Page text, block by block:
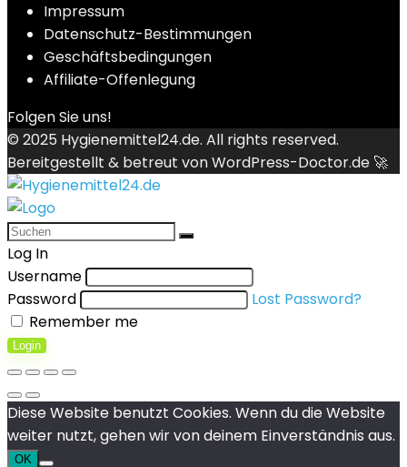
Impressum
Datenschutz-Bestimmungen
Geschäftsbedingungen
Affiliate-Offenlegung
Folgen Sie uns!
© 2025 Hygienemittel24.de. All rights reserved.
Bereitgestellt & betreut vonWordPress-Doctor.de 🚀
Log In
Username
Password
Lost Password?
Remember me
Login
Diese Website benutzt Cookies. Wenn du die Website
weiter nutzt, gehen wir von deinem Einverständnis aus.
OK